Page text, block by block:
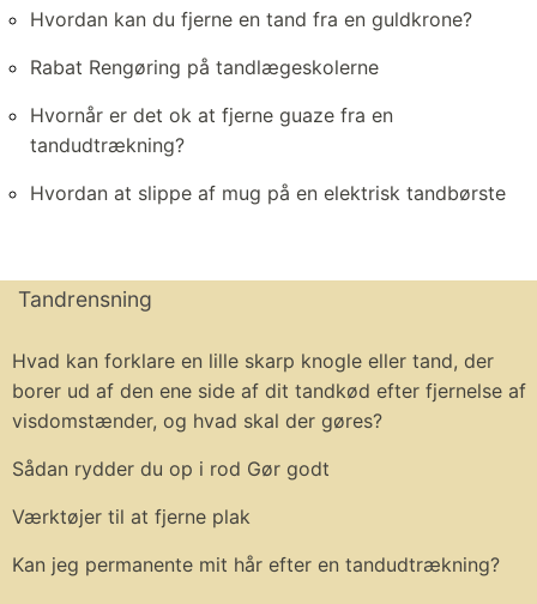
Hvordan kan du fjerne en tand fra en guldkrone?
Rabat Rengøring på tandlægeskolerne
Hvornår er det ok at fjerne guaze fra en
tandudtrækning?
Hvordan at slippe af mug på en elektrisk tandbørste
Tandrensning
Hvad kan forklare en lille skarp knogle eller tand, der
borer ud af den ene side af dit tandkød efter fjernelse af
visdomstænder, og hvad skal der gøres?
Sådan rydder du op i rod Gør godt
Værktøjer til at fjerne plak
Kan jeg permanente mit hår efter en tandudtrækning?